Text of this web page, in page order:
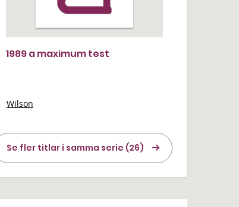
1989 a maximum test
Wilson
Se fler titlar i samma serie (26)